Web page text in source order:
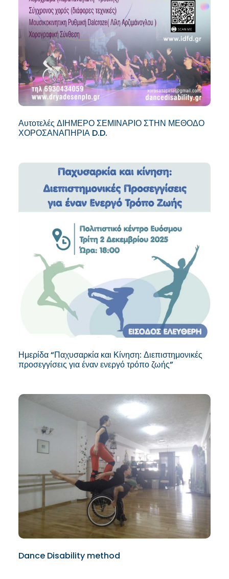
Αυτοτελές ΔΙΗΜΕΡΟ ΣΕΜΙΝΑΡΙΟ ΣΤΗΝ ΜΕΘΟΔΟ
ΧΟΡΟΣΑΝΑΠΗΡΙΑ D.D.
Ημερίδα “Παχυσαρκία και Κίνηση: Διεπιστημονικές
προσεγγίσεις για έναν ενεργό τρόπο ζωής”
Dance Disability method